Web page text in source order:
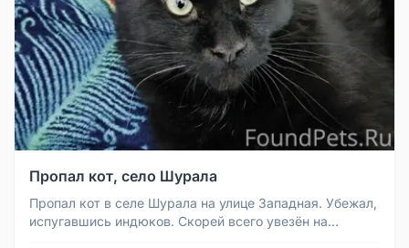
Пропал кот, село Шурала
Пропал кот в селе Шурала на улице Западная. Убежал,
испугавшись индюков. Скорей всего увезён на